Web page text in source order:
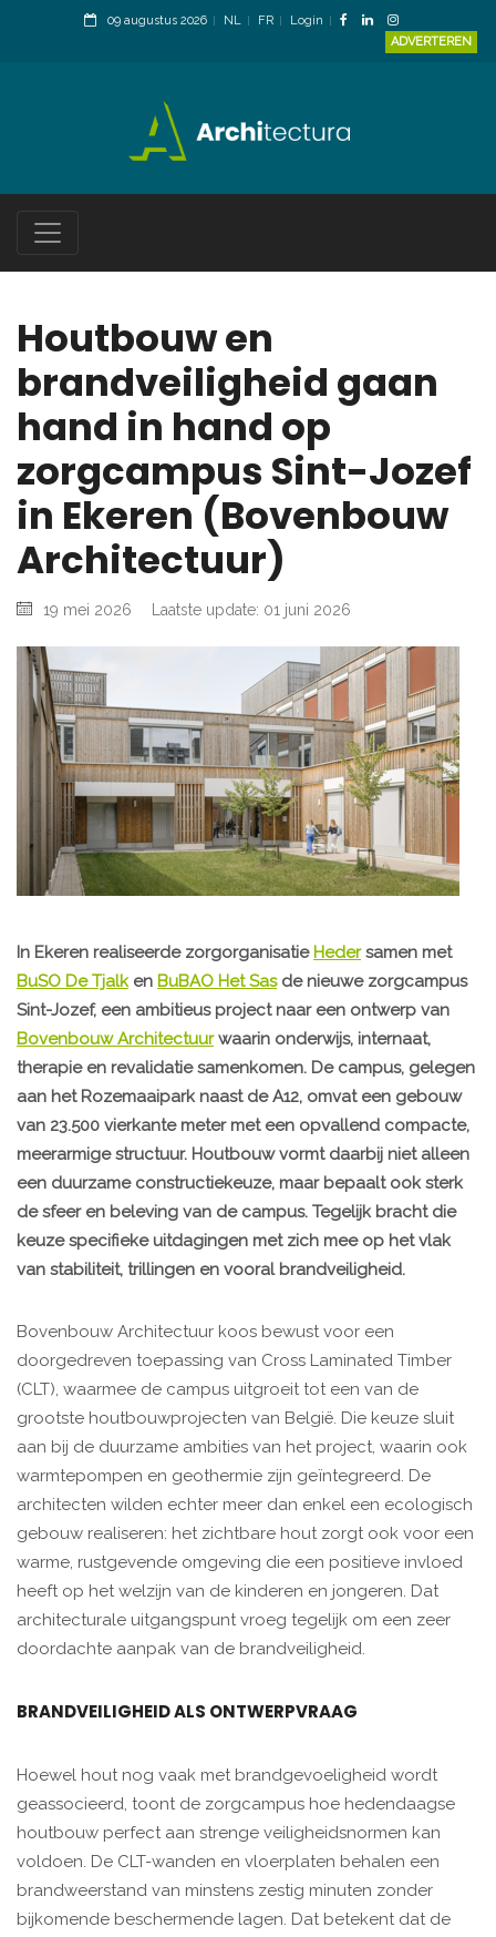
09 augustus 2026 NL FR
Login
ADVERTEREN
Houtbouw en
brandveiligheid gaan
hand in hand op
zorgcampus Sint-Jozef
in Ekeren (Bovenbouw
Architectuur)
19 mei 2026 Laatste update: 01 juni 2026
In Ekeren realiseerde zorgorganisatie Hedersamen met
BuSO De Tjalken BuBAO Het Sasde nieuwe zorgcampus
Sint-Jozef, een ambitieus project naar een ontwerp van
Bovenbouw Architectuurwaarin onderwijs, internaat,
therapie en revalidatie samenkomen. De campus, gelegen
aan het Rozemaaipark naast de A12, omvat een gebouw
van 23.500 vierkante meter met een opvallend compacte,
meerarmige structuur. Houtbouw vormt daarbij niet alleen
een duurzame constructiekeuze, maar bepaalt ook sterk
de sfeer en beleving van de campus. Tegelijk bracht die
keuze specifieke uitdagingen met zich mee op het vlak
van stabiliteit, trillingen en vooral brandveiligheid.
Bovenbouw Architectuur koos bewust voor een
doorgedreven toepassing van Cross Laminated Timber
(CLT), waarmee de campus uitgroeit tot een van de
grootste houtbouwprojecten van België. Die keuze sluit
aan bij de duurzame ambities van het project, waarin ook
warmtepompen en geothermie zijn geïntegreerd. De
architecten wilden echter meer dan enkel een ecologisch
gebouw realiseren: het zichtbare hout zorgt ook voor een
warme, rustgevende omgeving die een positieve invloed
heeft op het welzijn van de kinderen en jongeren. Dat
architecturale uitgangspunt vroeg tegelijk om een zeer
doordachte aanpak van de brandveiligheid.
BRANDVEILIGHEID ALS ONTWERPVRAAG
Hoewel hout nog vaak met brandgevoeligheid wordt
geassocieerd, toont de zorgcampus hoe hedendaagse
houtbouw perfect aan strenge veiligheidsnormen kan
voldoen. De CLT-wanden en vloerplaten behalen een
brandweerstand van minstens zestig minuten zonder
bijkomende beschermende lagen. Dat betekent dat de